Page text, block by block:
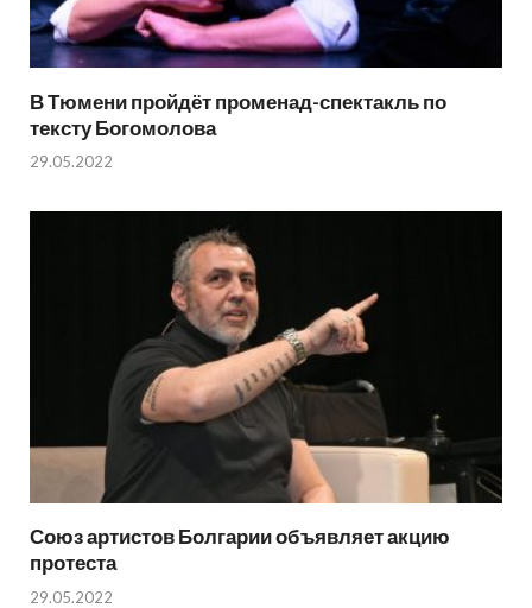
В Тюмени пройдёт променад-спектакль по
тексту Богомолова
29.05.2022
Союз артистов Болгарии объявляет акцию
протеста
29.05.2022